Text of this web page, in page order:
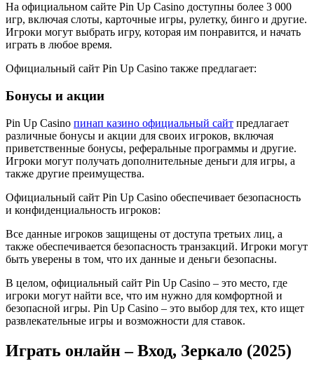
На официальном сайте Pin Up Casino доступны более 3 000
игр, включая слоты, карточные игры, рулетку, бинго и другие.
Игроки могут выбрать игру, которая им понравится, и начать
играть в любое время.
Официальный сайт Pin Up Casino также предлагает:
Бонусы и акции
Pin Up Casino пинап казино официальный сайт предлагает
различные бонусы и акции для своих игроков, включая
приветственные бонусы, реферальные программы и другие.
Игроки могут получать дополнительные деньги для игры, а
также другие преимущества.
Официальный сайт Pin Up Casino обеспечивает безопасность
и конфиденциальность игроков:
Все данные игроков защищены от доступа третьих лиц, а
также обеспечивается безопасность транзакций. Игроки могут
быть уверены в том, что их данные и деньги безопасны.
В целом, официальный сайт Pin Up Casino – это место, где
игроки могут найти все, что им нужно для комфортной и
безопасной игры. Pin Up Casino – это выбор для тех, кто ищет
развлекательные игры и возможности для ставок.
Играть онлайн – Вход, Зеркало (2025)